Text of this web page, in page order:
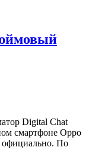
Digital Chat
смартфоне Oppo
официально. По